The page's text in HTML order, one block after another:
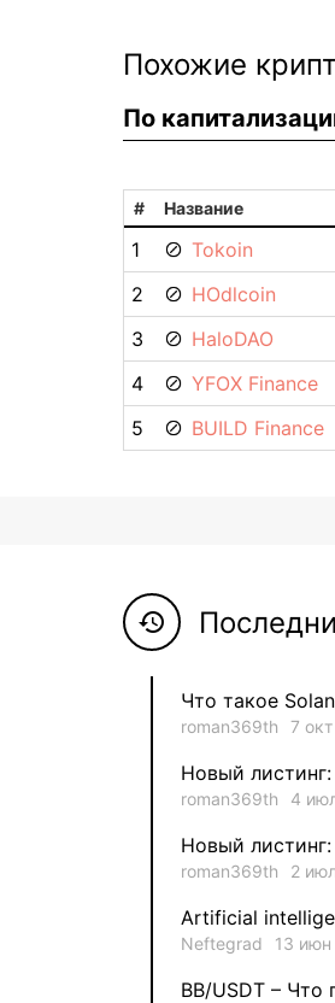
Похожие
По
# Название
1 Tokoin
2
HOdlcoin
3
HaloDAO
4
YFOX Finance
5
BUILD Finance
history
Что такое
roman369th 7
Новый
roman369th 4
Новый
roman369th 2
Artificial
Neftegrad 13 июн
BB/USDT – Что